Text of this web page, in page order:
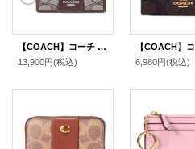
【COACH】コーチ コインケース ジャガード レザー シグネチャー キーリング付き ミニ スキニー IDケース 小銭入れ オーク×マップル（日本未発売）
13,900円(税込)
6,980円(税込)